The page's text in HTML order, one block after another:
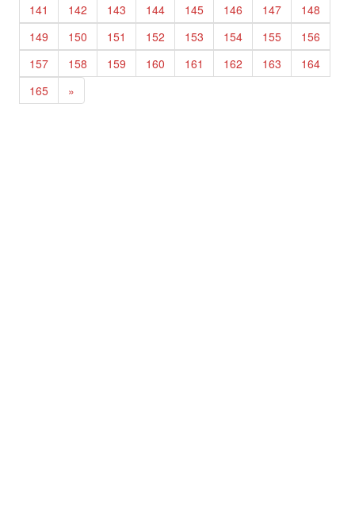
141
142 143 144 145 146 147
148
149
150 151 152 153 154 155
156
157
158 159 160 161 162 163
164
165
»